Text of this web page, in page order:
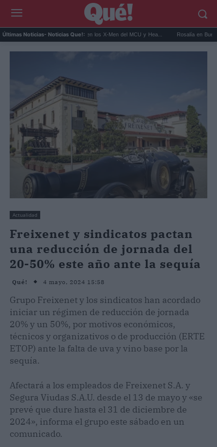
Últimas Noticias- Noticias Que!:
Kit Connor será Cíclope en los X-Men del MCU y Hea... Rosalía en Buenos
Actualidad
Freixenet y sindicatos pactan
una reducción de jornada del
20-50% este año ante la sequía
Qué! 4 mayo, 2024 15:58
Grupo Freixenet y los sindicatos han acordado
iniciar un régimen de reducción de jornada
20% y un 50%, por motivos económicos,
técnicos y organizativos o de producción (ERTE
ETOP) ante la falta de uva y vino base por la
sequía.
Afectará a los empleados de Freixenet S.A. y
Segura Viudas S.A.U. desde el 13 de mayo y «se
prevé que dure hasta el 31 de diciembre de
2024», informa el grupo este sábado en un
comunicado.